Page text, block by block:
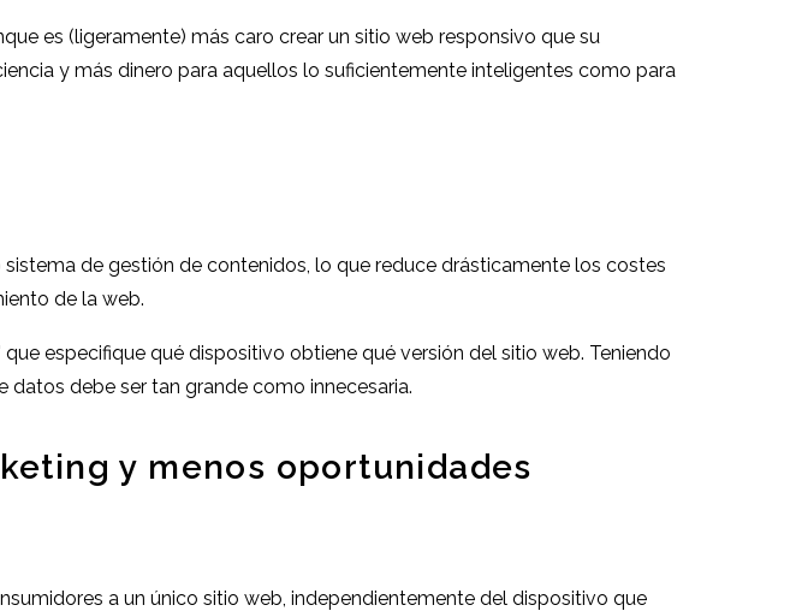
es (ligeramente) más caro crear un sitio web responsivo que su
y más dinero para aquellos lo suficientemente inteligentes como para
de gestión de contenidos, lo que reduce drásticamente los costes
de la web.
especifique qué dispositivo obtiene qué versión del sitio web. Teniendo
debe ser tan grande como innecesaria.
y menos oportunidades
a un único sitio web, independientemente del dispositivo que